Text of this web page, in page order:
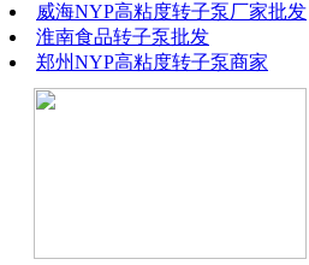
威海NYP高粘度转子泵厂家批发
淮南食品转子泵批发
郑州NYP高粘度转子泵商家